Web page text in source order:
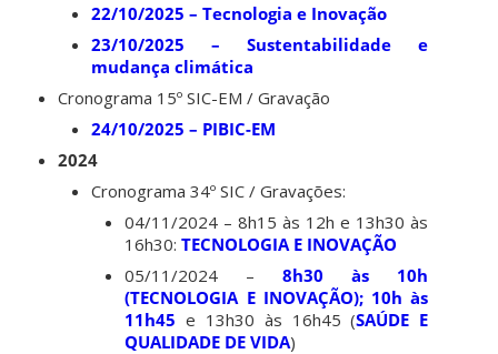
22/10/2025 – Tecnologia e Inovação
23/10/2025 – Sustentabilidade e
mudança climática
Cronograma 15º SIC-EM / Gravação
24/10/2025 – PIBIC-EM
2024
Cronograma 34º SIC / Gravações:
04/11/2024 – 8h15 às 12h e 13h30 às
16h30:TECNOLOGIA E INOVAÇÃO
05/11/2024 –8h30 às 10h
(TECNOLOGIA E INOVAÇÃO); 10h às
11h45 e 13h30 às 16h45 (SAÚDE E
QUALIDADE DE VIDA)